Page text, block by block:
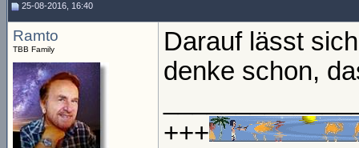
25-08-2016, 16:40
Ramto
TBB Family
Darauf lässt
denke schon,
+++